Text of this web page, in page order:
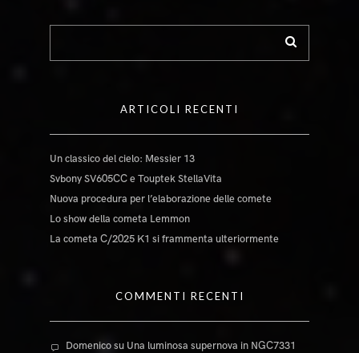
ARTICOLI RECENTI
Un classico del cielo: Messier 13
Svbony SV605CC e Touptek StellaVita
Nuova procedura per l’elaborazione delle comete
Lo show della cometa Lemmon
La cometa C/2025 K1 si frammenta ulteriormente
COMMENTI RECENTI
Domenicosu Una luminosa supernova in NGC7331